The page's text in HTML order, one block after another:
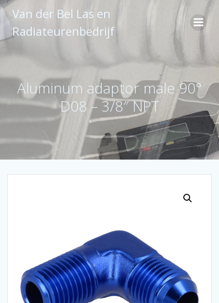
Ga
naar
inhoud
Van der Bel Las en
Radiateurenbedrijf
Aluminum adaptor male 90°
D08 – 3/8″ NPT